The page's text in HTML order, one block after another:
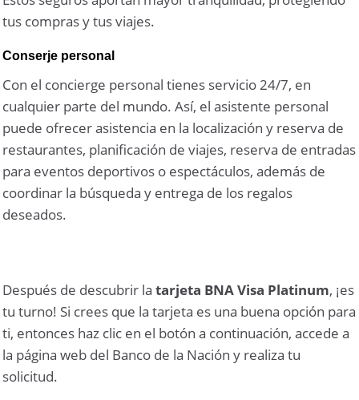
tus compras y tus viajes.
Conserje personal
Con el concierge personal tienes servicio 24/7, en
cualquier parte del mundo. Así, el asistente personal
puede ofrecer asistencia en la localización y reserva de
restaurantes, planificación de viajes, reserva de entradas
para eventos deportivos o espectáculos, además de
coordinar la búsqueda y entrega de los regalos
deseados.
Después de descubrir latarjeta BNA Visa Platinum, ¡es
tu turno! Si crees que la tarjeta es una buena opción para
ti, entonces haz clic en el botón a continuación, accede a
la página web del Banco de la Nación y realiza tu
solicitud.